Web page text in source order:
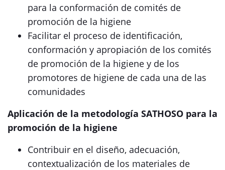
para la conformación de comités de
promoción de la higiene
Facilitar el proceso de identificación,
conformación y apropiación de los comités
de promoción de la higiene y de los
promotores de higiene de cada una de las
comunidades
Aplicación de la metodología SATHOSO para la
promoción de la higiene
Contribuir en el diseño, adecuación,
contextualización de los materiales de